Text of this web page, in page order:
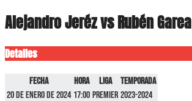
Alejandro Jeréz vs Rubén Garea
Detalles
Fecha Hora Liga
Temporada
20 de enero de 2024 17:00 Premier 2023-2024